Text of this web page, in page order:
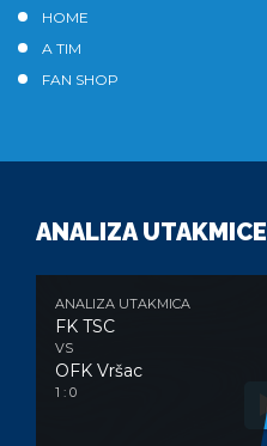
HOME
A TIM
FAN SHOP
ANALIZA UTAKMICE
ANALIZA UTAKMICA
FK TSC
VS
OFK Vršac
1 : 0